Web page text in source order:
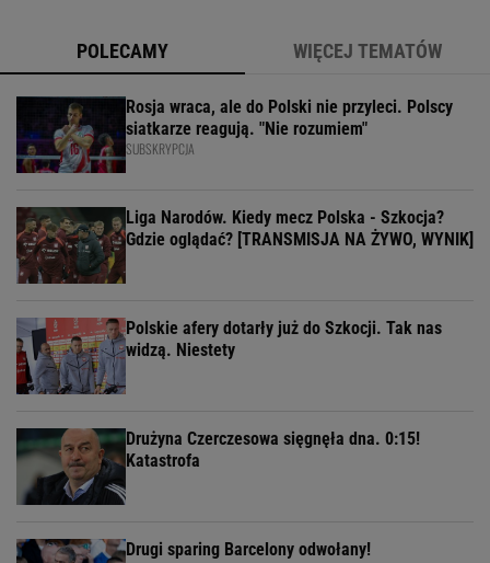
POLECAMY WIĘCEJ TEMATÓW
Rosja wraca, ale do Polski nie przyleci. Polscy
siatkarze reagują. "Nie rozumiem"
SUBSKRYPCJA
Liga Narodów. Kiedy mecz Polska - Szkocja?
Gdzie oglądać? [TRANSMISJA NA ŻYWO, WYNIK]
Polskie afery dotarły już do Szkocji. Tak nas
widzą. Niestety
Drużyna Czerczesowa sięgnęła dna. 0:15!
Katastrofa
Drugi sparing Barcelony odwołany!